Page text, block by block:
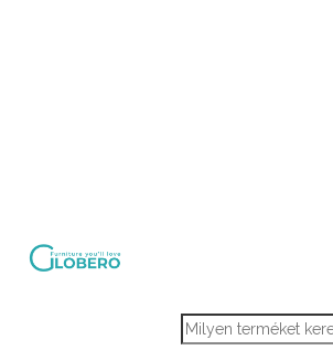
Products search